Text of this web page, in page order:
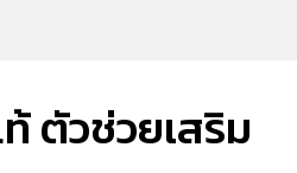
ตัวช่วยเสริม